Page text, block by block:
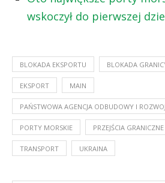
wskoczył do pierwszej
BLOKADA EKSPORTU BLOKADA
EKSPORT MAIN
PAŃSTWOWA AGENCJA ODBUDOWY I
PORTY MORSKIE PRZEJŚCIA GRANICZNE
TRANSPORT UKRAINA